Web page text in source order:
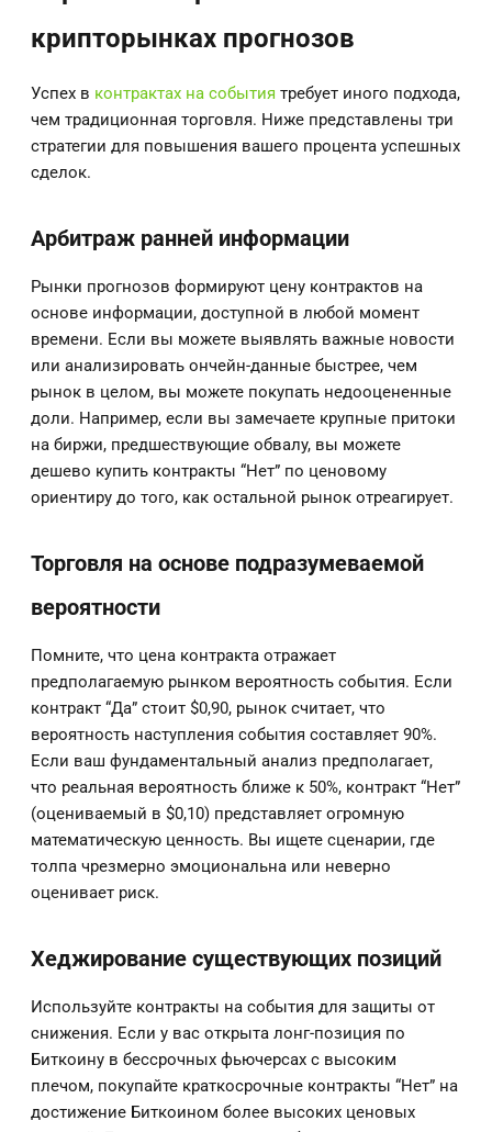
крипторынках прогнозов
Успех в контрактах на события требует иного подхода,
чем традиционная торговля. Ниже представлены три
стратегии для повышения вашего процента успешных
сделок.
Арбитраж ранней информации
Рынки прогнозов формируют цену контрактов на
основе информации, доступной в любой момент
времени. Если вы можете выявлять важные новости
или анализировать ончейн-данные быстрее, чем
рынок в целом, вы можете покупать недооцененные
доли. Например, если вы замечаете крупные притоки
на биржи, предшествующие обвалу, вы можете
дешево купить контракты “Нет” по ценовому
ориентиру до того, как остальной рынок отреагирует.
Торговля на основе подразумеваемой
вероятности
Помните, что цена контракта отражает
предполагаемую рынком вероятность события. Если
контракт “Да” стоит $0,90, рынок считает, что
вероятность наступления события составляет 90%.
Если ваш фундаментальный анализ предполагает,
что реальная вероятность ближе к 50%, контракт “Нет”
(оцениваемый в $0,10) представляет огромную
математическую ценность. Вы ищете сценарии, где
толпа чрезмерно эмоциональна или неверно
оценивает риск.
Хеджирование существующих позиций
Используйте контракты на события для защиты от
снижения. Если у вас открыта лонг-позиция по
Биткоину в бессрочных фьючерсах с высоким
плечом, покупайте краткосрочные контракты “Нет” на
достижение Биткоином более высоких ценовых